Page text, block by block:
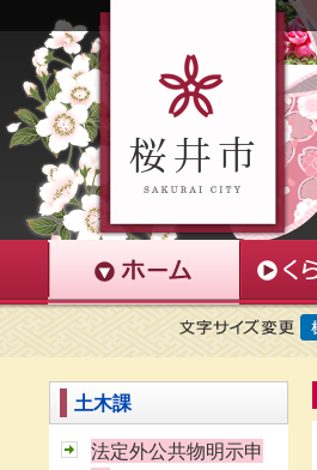
土木課
法定外公共物明示申